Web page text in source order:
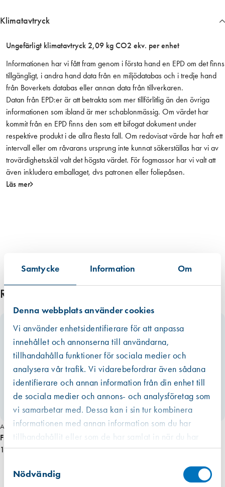
Samtycke Information Om
Denna webbplats använder cookies
Vi använder enhetsidentifierare för att anpassa
innehållet och annonserna till användarna,
tillhandahålla funktioner för sociala medier och
analysera vår trafik. Vi vidarebefordrar även sådana
identifierare och annan information från din enhet till
de sociala medier och annons- och analysföretag som
vi samarbetar med. Dessa kan i sin tur kombinera
informationen med annan information som du har
tillhandahållit eller som de har samlat in när du har
använt deras tjänster.
Nödvändig
f
r
g
)
m
ä
n
g
d
Klimatavtryck
Ungefärligt klimatavtryck 2,09 kg CO2 ekv. per enhet
Informationen har vi fått fram genom i första hand en EPD om det finns
tillgängligt, i andra hand data från en miljödatabas och i tredje hand
från Boverkets databas eller annan data från tillverkaren.
Datan från EPD:er är att betrakta som mer tillförlitlig än den övriga
informationen som ibland är mer schablonmässig. Om värdet har
kommit från en EPD finns den som ett bifogat dokument under
respektive produkt i de allra flesta fall. Om redovisat värde har haft ett
intervall eller om råvarans ursprung inte kunnat säkerställas har vi av
trovärdighetsskäl valt det högsta värdet. För fogmassor har vi valt att
även inkludera emballaget, dvs patronen eller foliepåsen.
Läs mer
Relaterade produkter
Art. nr 1733
Fresh F12 överluftsgaller 1 par (vit plast)
102,00 kr
Finns i lager (3 st)